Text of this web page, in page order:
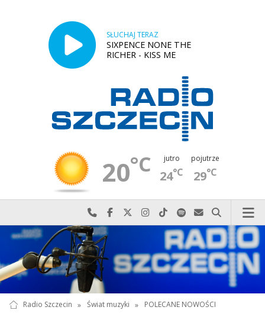
SŁUCHAJ TERAZ
SIXPENCE NONE THE
RICHER - KISS ME
20°C jutro
24°C
pojutrze
29°C
Najlepiej po prostu do nas zadzwoń
Odwiedź nas na Facebook-u
Odwiedź nas na X
Odwiedź nas na Instagram-ie
Odwiedź nas na TikTok-u
Szukaj nas na Spotify
Wyślij do nas
Szukaj
Radio Szczecin » Świat muzyki » POLECANE NOWOŚCI